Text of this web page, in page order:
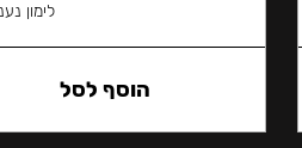
לימון
הוסף לסל